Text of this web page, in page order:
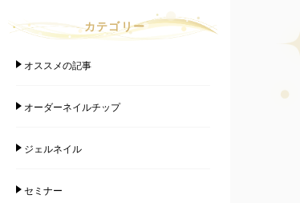
カテゴリー
オススメの記事
オーダーネイルチップ
ジェルネイル
セミナー